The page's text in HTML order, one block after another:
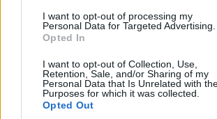
I want to opt-out of processing my
Personal Data for Targeted Advertising.
Opted In
I want to opt-out of Collection, Use,
Retention, Sale, and/or Sharing of my
Personal Data that Is Unrelated with
Purposes for which it was collected.
Opted Out
Zajlik a sakkjátszma a pályapozíciókért.
Van esély valami kis esőcsepegésre, de
körön vagyunk túl a 78-ból.